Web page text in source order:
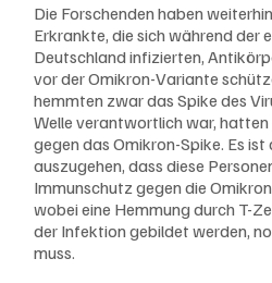
Die Forschenden haben
Erkrankte, die sich während der
Deutschland infizierten,
vor der Omikron-Variante
hemmten zwar das Spike des
Welle verantwortlich war,
gegen das Omikron-Spike. Es
auszugehen, dass diese
Immunschutz gegen die
wobei eine Hemmung durch T-
der Infektion gebildet werden,
muss.